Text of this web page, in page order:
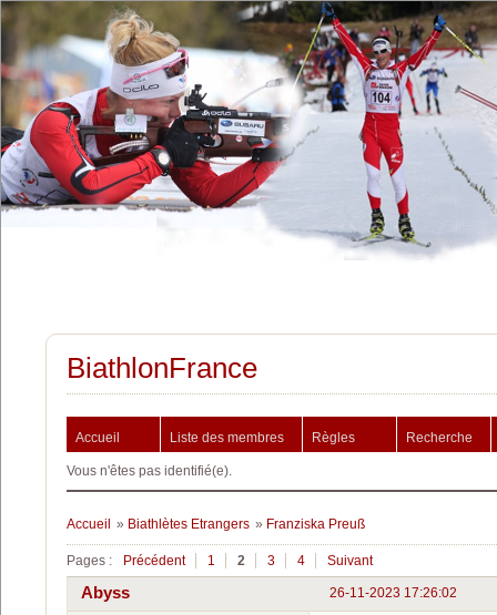
BiathlonFrance
Accueil Liste des membres Règles Recherche
Vous n'êtes pas identifié(e).
Accueil » Biathlètes Etrangers » Franziska Preuß
Pages : Précédent 1 2 3 4 Suivant
26-11-2023 17:26:02
Abyss